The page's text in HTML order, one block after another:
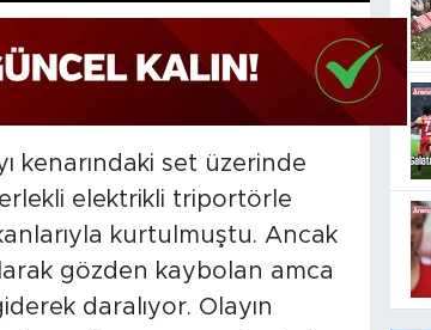
kenarındaki set üzerinde
elektrikli triportörle
kurtulmuştu. Ancak
gözden kaybolan amca
daralıyor. Olayın